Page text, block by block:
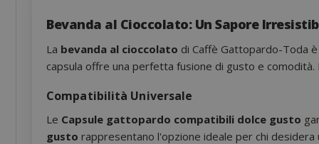
Bevanda al Cioccolato: Un Sapore
La bevanda al cioccolato di Caffè Gattopardo-Toda
capsula offre una perfetta fusione di gusto e
Compatibilità Universale
Le Capsule gattopardo compatibili dolce gusto
gusto rappresentano l'opzione ideale per chi desidera